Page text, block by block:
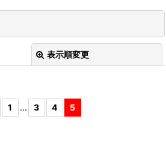
表示順変更
1 ... 3 4 5